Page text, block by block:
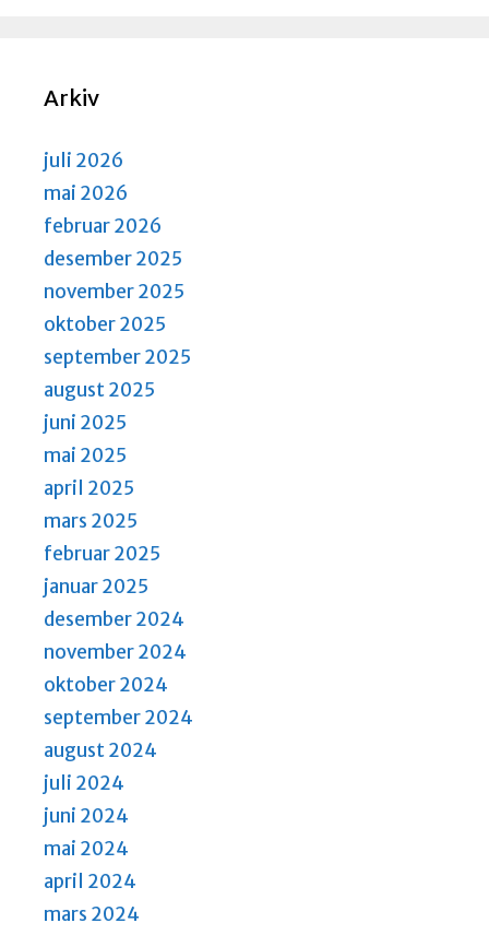
Arkiv
juli 2026
mai 2026
februar 2026
desember 2025
november 2025
oktober 2025
september 2025
august 2025
juni 2025
mai 2025
april 2025
mars 2025
februar 2025
januar 2025
desember 2024
november 2024
oktober 2024
september 2024
august 2024
juli 2024
juni 2024
mai 2024
april 2024
mars 2024